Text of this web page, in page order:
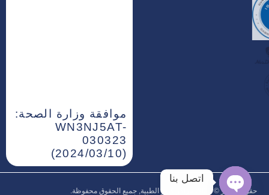
موافقة وزارة الصحة:
WN3NJ5AT-
030323
(2024/03/10)
حقوق النشر © 2026‎ مراكز كيور الطبية, جميع الحقوق محفوظة.
اتصل بنا